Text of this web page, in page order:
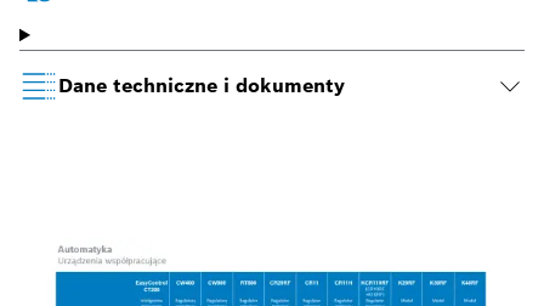
Dane techniczne i dokumenty